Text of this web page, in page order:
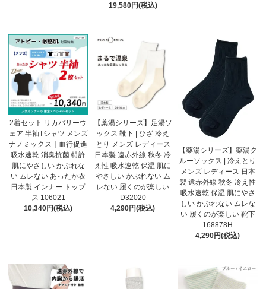
19,580円(税込)
2着セット リカバリーウ
ェア 半袖Tシャツ メンズ
ナノミックス｜血行促進
吸水速乾 消臭抗菌 特許
肌にやさしい かぶれな
い ムレない あったか衣
日本製 インナー トップ
ス 106021
10,340円(税込)
【薬湯シリーズ】足湯ソ
ックス 靴下 | ひざ 冷え
とり メンズ レディース
日本製 遠赤外線 秋冬 冷
え性 吸水速乾 保温 肌に
やさしい かぶれない ム
レない 履くのが楽しい
D32020
4,290円(税込)
【薬湯シリーズ】薬湯ク
ルーソックス | 冷えとり
メンズ レディース 日本
製 遠赤外線 秋冬 冷え性
吸水速乾 保温 肌にやさ
しい かぶれない ムレな
い 履くのが楽しい 靴下
168878H
4,290円(税込)